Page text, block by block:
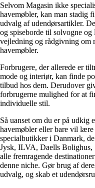
Selvom Magasin ikke
havemøbler, kan man stadig
udvalg af udendørsartikler.
og spiseborde til solvogne
vejledning og rådgivning om
havemøbler.
Forbrugere, der allerede er
mode og interiør, kan finde
tilbud hos dem. Derudover
forbrugerne mulighed for at
individuelle stil.
Så uanset om du er på udkig
havemøbler eller bare vil
specialbutikker i Danmark,
Jysk, ILVA, Daells
alle fremragende
denne niche. Gør brug af
udvalg, og skab et